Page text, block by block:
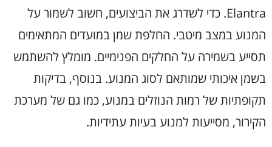
Elantra. כדי לשדרג את הביצועים, חשוב לשמור על
המנוע במצב מיטבי. החלפת שמן במועדים המתאימים
תסייע בשמירה על החלקים הפנימיים. מומלץ להשתמש
בשמן איכותי שמותאם לסוג המנוע. בנוסף, בדיקות
תקופתיות של רמות הנוזלים במנוע, כמו גם של מערכת
הקירור, מסייעות למנוע בעיות עתידיות.